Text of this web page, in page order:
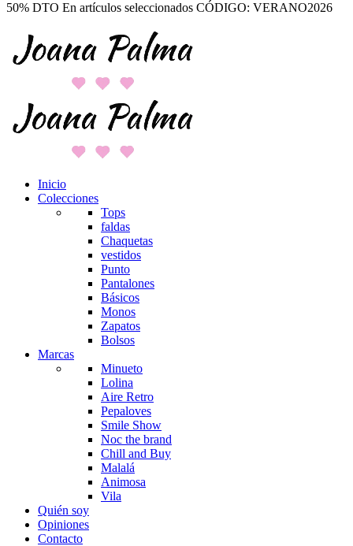
50% DTO En artículos seleccionados CÓDIGO: VERANO2026
Inicio
Colecciones
Tops
faldas
Chaquetas
vestidos
Punto
Pantalones
Básicos
Monos
Zapatos
Bolsos
Marcas
Minueto
Lolina
Aire Retro
Pepaloves
Smile Show
Noc the brand
Chill and Buy
Malalá
Animosa
Vila
Quién soy
Opiniones
Contacto